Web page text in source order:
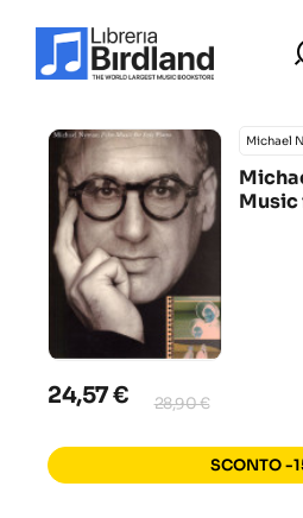
Michael
Music
24,57 € 28,90 €
SCONTO -